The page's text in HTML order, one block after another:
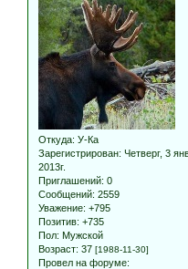
Откуда: У-Ка
Зарегистрирован: Четверг, 3
2013г.
Приглашений: 0
Сообщений: 2559
Уважение: +795
Позитив: +735
Пол: Мужской
Возраст: 37 [1988-11-30]
Провел на форуме: